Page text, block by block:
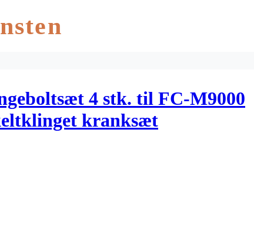
4 stk. til FC-M9000
kranksæt